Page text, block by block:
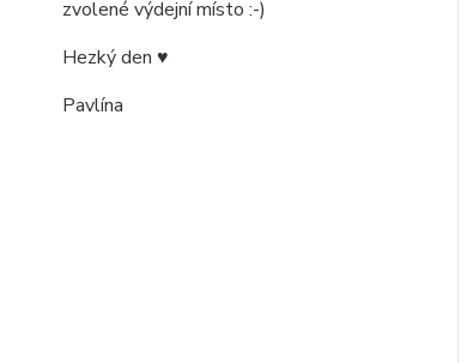
zvolené výdejní místo :-)
Hezký den ♥
Pavlína